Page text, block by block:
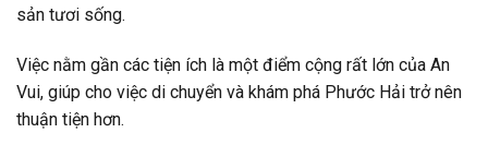
sản tươi sống.
Việc nằm gần các tiện ích là một điểm cộng rất lớn của An
Vui, giúp cho việc di chuyển và khám phá Phước Hải trở nên
thuận tiện hơn.